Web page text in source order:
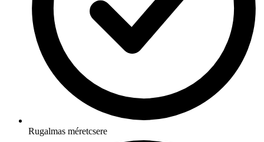
Rugalmas méretcsere